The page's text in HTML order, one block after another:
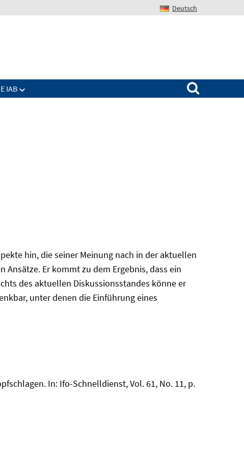
Deutsch
IAB
Search for:
hin, die seiner Meinung nach in der aktuellen
Er kommt zu dem Ergebnis, dass ein
des aktuellen Diskussionsstandes könne er
unter denen die Einführung eines
In: Ifo-Schnelldienst, Vol. 61, No. 11, p.